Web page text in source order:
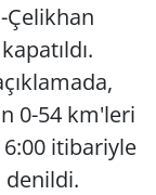
Çelikhan
0-54 km'leri
itibariyle
denildi.